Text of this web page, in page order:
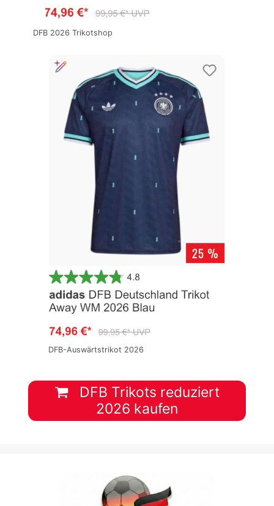
DFB 2026 Trikotshop
DFB-Auswärtstrikot 2026
DFB Trikots reduziert
2026 kaufen